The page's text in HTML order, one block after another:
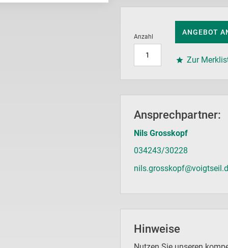
Anzahl
ANGEBOT
Zur
Ansprechpartner:
Nils Grosskopf
034243/30228
Hinweise